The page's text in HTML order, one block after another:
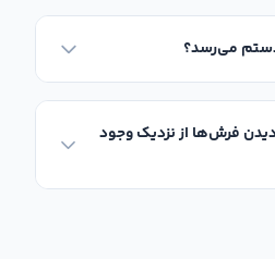
می‌رسد؟
فرش‌ها از نزدیک وجود